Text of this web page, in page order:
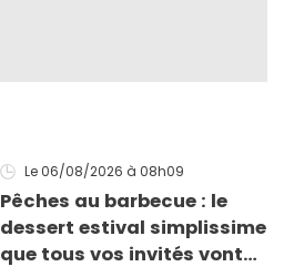
Le 06/08/2026 à 08h09
Pêches au barbecue : le
dessert estival simplissime
que tous vos invités vont